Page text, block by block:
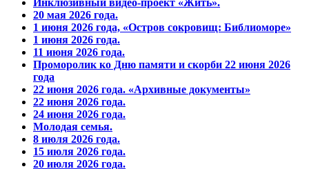
20 мая 2026 года.
1 июня 2026 года, «Остров сокровищ: Библиоморе»
1 июня 2026 года.
11 июня 2026 года.
Проморолик ко Дню памяти и скорби 22 июня 2026
года
22 июня 2026 года. «Архивные документы»
22 июня 2026 года.
24 июня 2026 года.
Молодая семья.
8 июля 2026 года.
15 июля 2026 года.
20 июля 2026 года.